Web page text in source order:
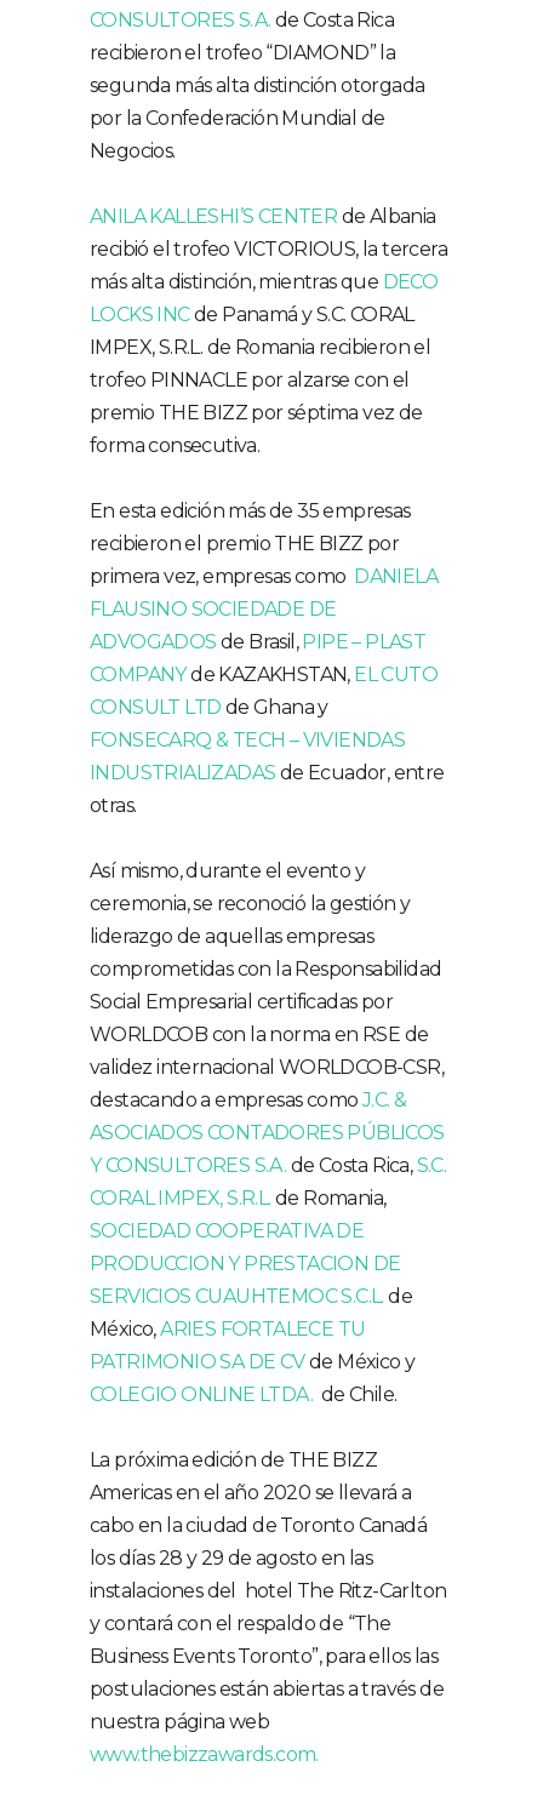
CONSULTORES S.A. de Costa Rica
recibieron el trofeo “DIAMOND” la
segunda más alta distinción otorgada
por la Confederación Mundial de
Negocios.
ANILA KALLESHI’S CENTER de Albania
recibió el trofeo VICTORIOUS, la tercera
más alta distinción, mientras que DECO
LOCKS INCde Panamá y S.C. CORAL
IMPEX, S.R.L. de Romania recibieron el
trofeo PINNACLE por alzarse con el
premio THE BIZZ por séptima vez de
forma consecutiva.
En esta edición más de 35 empresas
recibieron el premio THE BIZZ por
primera vez, empresas como DANIELA
FLAUSINO SOCIEDADE DE
ADVOGADOS de Brasil,PIPE – PLAST
COMPANYde KAZAKHSTAN, EL CUTO
CONSULT LTD de Ghana y
FONSECARQ & TECH – VIVIENDAS
INDUSTRIALIZADAS de Ecuador, entre
otras.
Así mismo, durante el evento y
ceremonia, se reconoció la gestión y
liderazgo de aquellas empresas
comprometidas con la Responsabilidad
Social Empresarial certificadas por
WORLDCOB con la norma en RSE de
validez internacional WORLDCOB-CSR,
destacando a empresas comoJ.C. &
ASOCIADOS CONTADORES PÚBLICOS
Y CONSULTORES S.A. de Costa Rica,S.C.
CORAL IMPEX, S.R.L. de Romania,
SOCIEDAD COOPERATIVA DE
PRODUCCION Y PRESTACION DE
SERVICIOS CUAUHTEMOC S.C.L. de
México,ARIES FORTALECE TU
PATRIMONIO SA DE CVde México y
COLEGIO ONLINE LTDA. de Chile.
La próxima edición de THE BIZZ
Americas en el año 2020 se llevará a
cabo en la ciudad de Toronto Canadá
los días 28 y 29 de agosto en las
instalaciones del hotel The Ritz-Carlton
y contará con el respaldo de “The
Business Events Toronto”, para ellos las
postulaciones están abiertas a través de
nuestra página web
www.thebizzawards.com.